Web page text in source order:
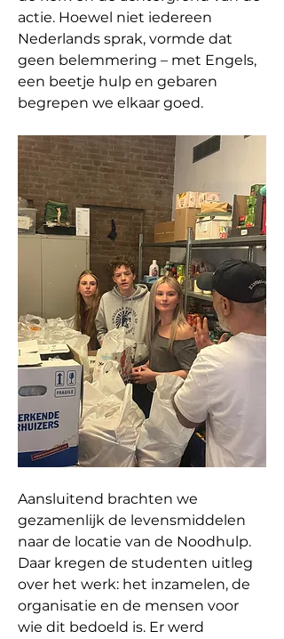
actie. Hoewel niet iedereen
Nederlands sprak, vormde dat
geen belemmering – met Engels,
een beetje hulp en gebaren
begrepen we elkaar goed.
Aansluitend brachten we
gezamenlijk de levensmiddelen
naar de locatie van de Noodhulp.
Daar kregen de studenten uitleg
over het werk: het inzamelen, de
organisatie en de mensen voor
wie dit bedoeld is. Er werd